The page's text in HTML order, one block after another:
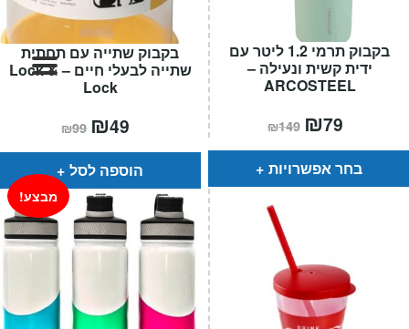
כלי בית
המותגים שלנו
חגים
מתנות לחנוכת בית
מתכונים שלכם
עגלת קניות
בקבוק שתייה עם תחתית
שתייה לבעלי חיים – Lock &
Lock
₪99 המחיר
המקורי
היה:
₪99.
₪49
הוא:
הוספה לסל
בקבוק תרמי 1.2 ליטר עם
ידית קשית ונעילה –
ARCOSTEEL
₪149 המחיר
המקורי
היה:
₪149.
₪79
הוא:
בחר אפשרויות
מבצע!